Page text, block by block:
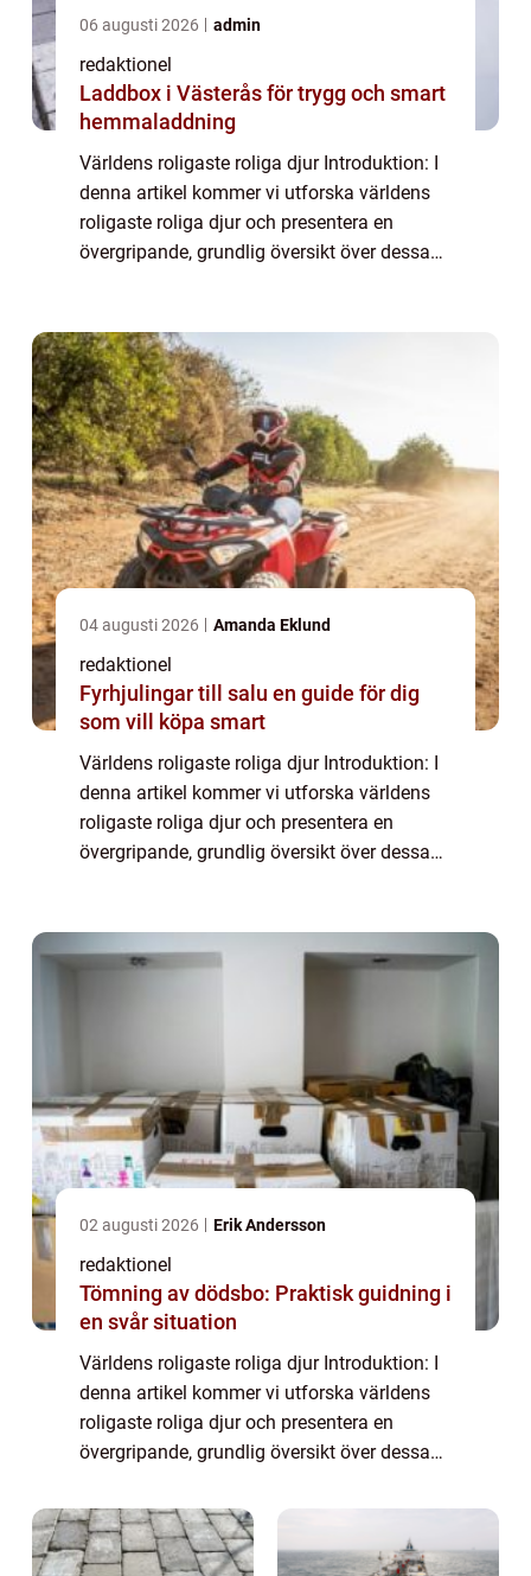
06 augusti 2026 admin
redaktionel
Laddbox i Västerås för trygg och smart
hemmaladdning
Världens roligaste roliga djur Introduktion: I
denna artikel kommer vi utforska världens
roligaste roliga djur och presentera en
övergripande, grundlig översikt över dessa
04 augusti 2026 Amanda Eklund
redaktionel
Fyrhjulingar till salu en guide för dig
som vill köpa smart
Världens roligaste roliga djur Introduktion: I
denna artikel kommer vi utforska världens
roligaste roliga djur och presentera en
övergripande, grundlig översikt över dessa
02 augusti 2026 Erik Andersson
redaktionel
Tömning av dödsbo: Praktisk guidning i
en svår situation
Världens roligaste roliga djur Introduktion: I
denna artikel kommer vi utforska världens
roligaste roliga djur och presentera en
övergripande, grundlig översikt över dessa
utforska vilka typer av roliga djur som f...